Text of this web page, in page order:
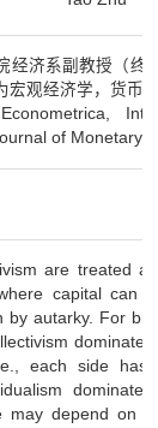
经济系副教授（终
宏观经济学，货币
of Monetary
are treated
capital can
by autarky. For
each side has
may depend on